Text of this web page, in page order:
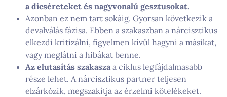
a dicséreteket és nagyvonalú gesztusokat.
Azonban ez nem tart sokáig. Gyorsan következik a
devalválás fázisa. Ebben a szakaszban a nárcisztikus
elkezdi kritizálni, figyelmen kívül hagyni a másikat,
vagy meglátni a hibákat benne.
Az elutasítás szakasza a ciklus legfájdalmasabb
része lehet. A nárcisztikus partner teljesen
elzárkózik, megszakítja az érzelmi kötelékeket.